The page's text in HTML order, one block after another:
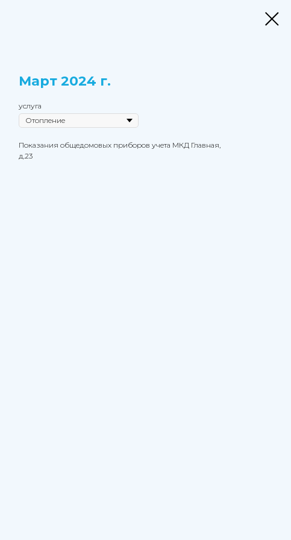
Март 2024 г.
услуга
Показания общедомовых приборов учета МКД Главная,
д.23